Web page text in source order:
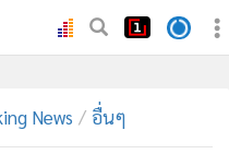
News อื่นๆ